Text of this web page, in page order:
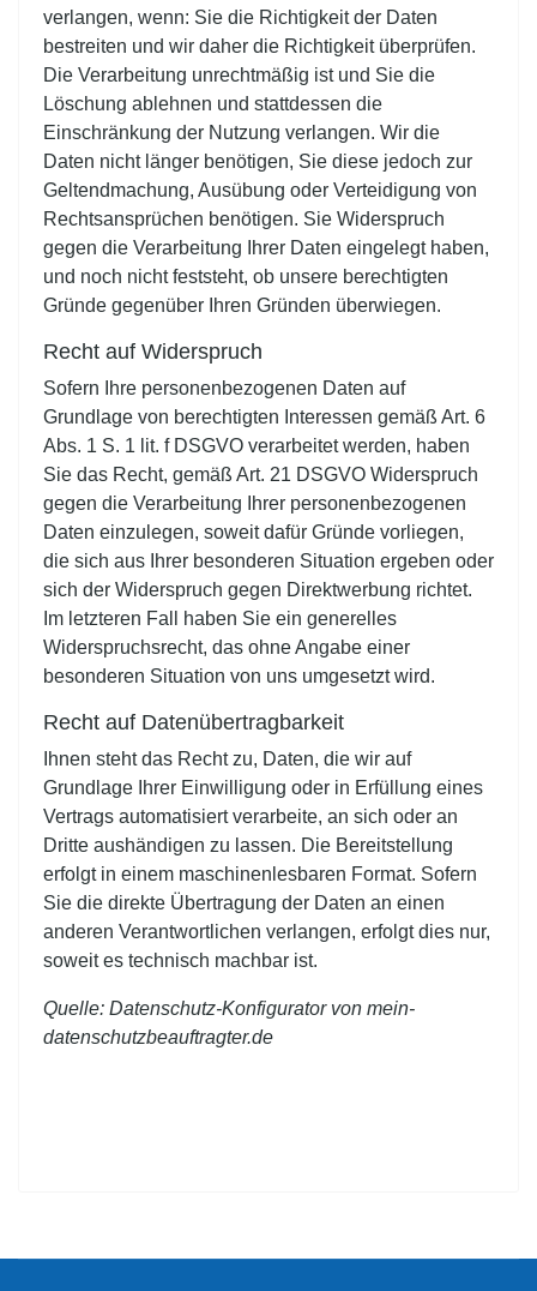
verlangen, wenn: Sie die Richtigkeit der Daten
bestreiten und wir daher die Richtigkeit überprüfen.
Die Verarbeitung unrechtmäßig ist und Sie die
Löschung ablehnen und stattdessen die
Einschränkung der Nutzung verlangen. Wir die
Daten nicht länger benötigen, Sie diese jedoch zur
Geltendmachung, Ausübung oder Verteidigung von
Rechtsansprüchen benötigen. Sie Widerspruch
gegen die Verarbeitung Ihrer Daten eingelegt haben,
und noch nicht feststeht, ob unsere berechtigten
Gründe gegenüber Ihren Gründen überwiegen.
Recht auf Widerspruch
Sofern Ihre personenbezogenen Daten auf
Grundlage von berechtigten Interessen gemäß Art. 6
Abs. 1 S. 1 lit. f DSGVO verarbeitet werden, haben
Sie das Recht, gemäß Art. 21 DSGVO Widerspruch
gegen die Verarbeitung Ihrer personenbezogenen
Daten einzulegen, soweit dafür Gründe vorliegen,
die sich aus Ihrer besonderen Situation ergeben oder
sich der Widerspruch gegen Direktwerbung richtet.
Im letzteren Fall haben Sie ein generelles
Widerspruchsrecht, das ohne Angabe einer
besonderen Situation von uns umgesetzt wird.
Recht auf Datenübertragbarkeit
Ihnen steht das Recht zu, Daten, die wir auf
Grundlage Ihrer Einwilligung oder in Erfüllung eines
Vertrags automatisiert verarbeite, an sich oder an
Dritte aushändigen zu lassen. Die Bereitstellung
erfolgt in einem maschinenlesbaren Format. Sofern
Sie die direkte Übertragung der Daten an einen
anderen Verantwortlichen verlangen, erfolgt dies nur,
soweit es technisch machbar ist.
Quelle: Datenschutz-Konfigurator von mein-
datenschutzbeauftragter.de